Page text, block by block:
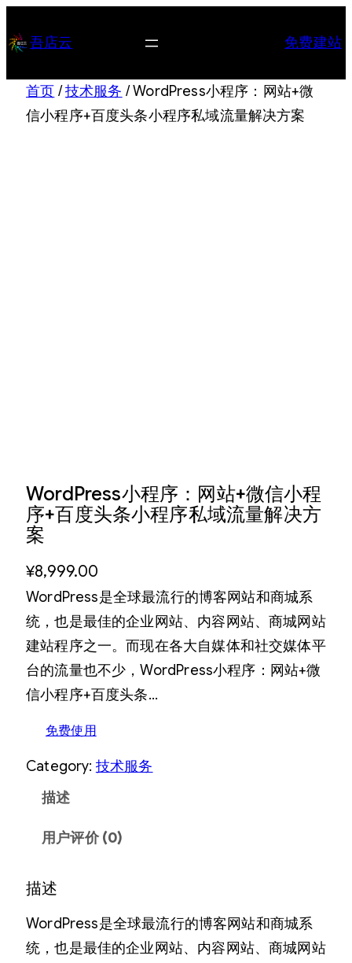
至 吾店云 免费建站
首页 /技术服务 / WordPress小程序：网站+微
信小程序+百度头条小程序私域流量解决方案
WordPress小程序：网站+微信小程
序+百度头条小程序私域流量解决方
案
¥8,999.00
WordPress是全球最流行的博客网站和商城系
统，也是最佳的企业网站、内容网站、商城网站
建站程序之一。而现在各大自媒体和社交媒体平
台的流量也不少，WordPress小程序：网站+微
信小程序+百度头条…
免费使用
Category: 技术服务
描述
用户评价 (0)
描述
WordPress是全球最流行的博客网站和商城系
统，也是最佳的企业网站、内容网站、商城网站